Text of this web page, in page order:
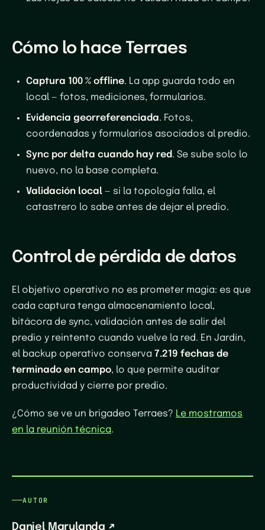
Cómo lo hace Terraes
Captura 100 % offline. La app guarda todo en
local — fotos, mediciones, formularios.
Evidencia georreferenciada. Fotos,
coordenadas y formularios asociados al predio.
Sync por delta cuando hay red. Se sube solo lo
nuevo, no la base completa.
Validación local — si la topología falla, el
catastrero lo sabe antes de dejar el predio.
Control de pérdida de datos
El objetivo operativo no es prometer magia: es que
cada captura tenga almacenamiento local,
bitácora de sync, validación antes de salir del
predio y reintento cuando vuelve la red. En Jardín,
el backup operativo conserva 7.219 fechas de
terminado en campo, lo que permite auditar
productividad y cierre por predio.
¿Cómo se ve un brigadeo Terraes? Le mostramos
en la reunión técnica.
AUTOR
Daniel Marulanda ↗